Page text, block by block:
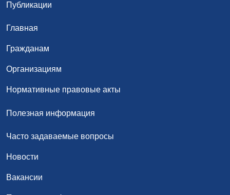
Публикации
Главная
Гражданам
Организациям
Нормативные правовые акты
Полезная информация
Часто задаваемые вопросы
Новости
Вакансии